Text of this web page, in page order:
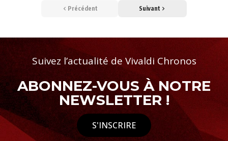
Précédent Suivant
Suivez l’actualité de Vivaldi Chronos
ABONNEZ-VOUS À NOTRE
NEWSLETTER !
S'INSCRIRE